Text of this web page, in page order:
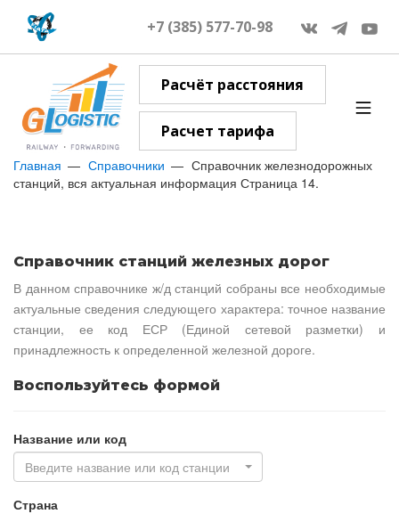
+7 (385) 577-70-98
Расчёт расстояния
Расчет тарифа
Главная Справочники
Справочник железнодорожных
станций, вся актуальная информация Страница 14.
Справочник станций железных дорог
В данном справочнике ж/д станций собраны все необходимые
актуальные сведения следующего характера: точное название
станции, ее код ЕСР (Единой сетевой разметки) и
принадлежность к определенной железной дороге.
Воспользуйтесь формой
Название или код
Введите название или код станции
Страна